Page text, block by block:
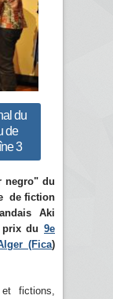
du
de
3
negro" du
de fiction
Aki
prix du 9e
(Fica)
fictions,